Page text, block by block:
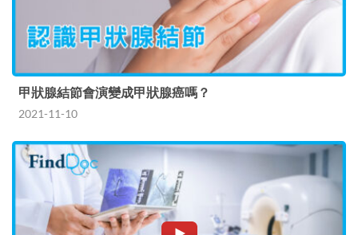
甲狀腺結節會演變成甲狀腺癌嗎？
2021-11-10